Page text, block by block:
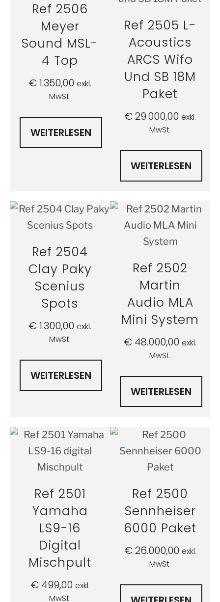
Ref 2506
Meyer
Sound MSL-
4 Top
€1.350,00 exkl.
MwSt.
WEITERLESEN
Ref 2505 L-
Acoustics
ARCS Wifo
Und SB 18M
Paket
€29.000,00 exkl.
MwSt.
WEITERLESEN
Ref 2504
Clay Paky
Scenius
Spots
€1.300,00 exkl.
MwSt.
WEITERLESEN
Ref 2502
Martin
Audio MLA
Mini System
€ 48.000,00 exkl.
MwSt.
WEITERLESEN
Ref 2501
Yamaha
LS9-16
Digital
Mischpult
€499,00 exkl.
MwSt.
Ref 2500
Sennheiser
6000 Paket
€26.000,00 exkl.
MwSt.